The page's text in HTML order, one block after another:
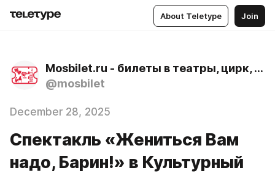
About Teletype Join
Mosbilet.ru - билеты в театры, цирк, музеи и концертные залы Москвы
@mosbilet
December 28, 2025
Спектакль «Жениться Вам
надо, Барин!» в Культурный